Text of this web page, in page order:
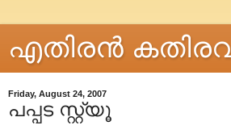
എതിരന്‍
Friday, August 24, 2007
പപ്പട സ്റ്റ്യൂ